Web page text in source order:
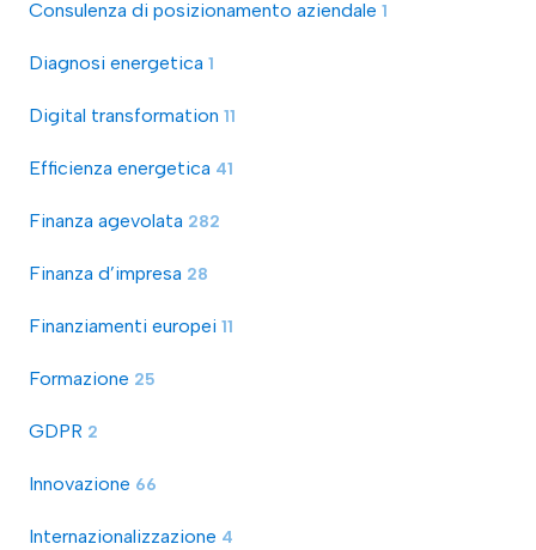
Consulenza di posizionamento aziendale 1
Diagnosi energetica 1
Digital transformation 11
Efficienza energetica 41
Finanza agevolata 282
Finanza d’impresa 28
Finanziamenti europei 11
Formazione 25
GDPR 2
Innovazione 66
Internazionalizzazione 4